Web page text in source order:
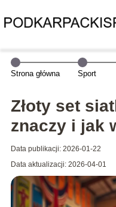
Strona główna Sport
Złoty set
znaczy i jak
Data publikacji: 2026-01-22
Data aktualizacji: 2026-04-01